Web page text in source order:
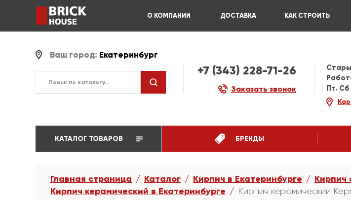
О КОМПАНИИ ДОСТАВКА КАК СТРОИТЬ
Ваш город: Екатеринбург
+7 (343) 228-71-26
Заказать звонок
Пт.
КАТАЛОГ ТОВАРОВ БРЕНДЫ
Главная страница Каталог Кирпич в Екатеринбурге
Кирпич
Кирпич керамический в Екатеринбурге
Кирпич керамический